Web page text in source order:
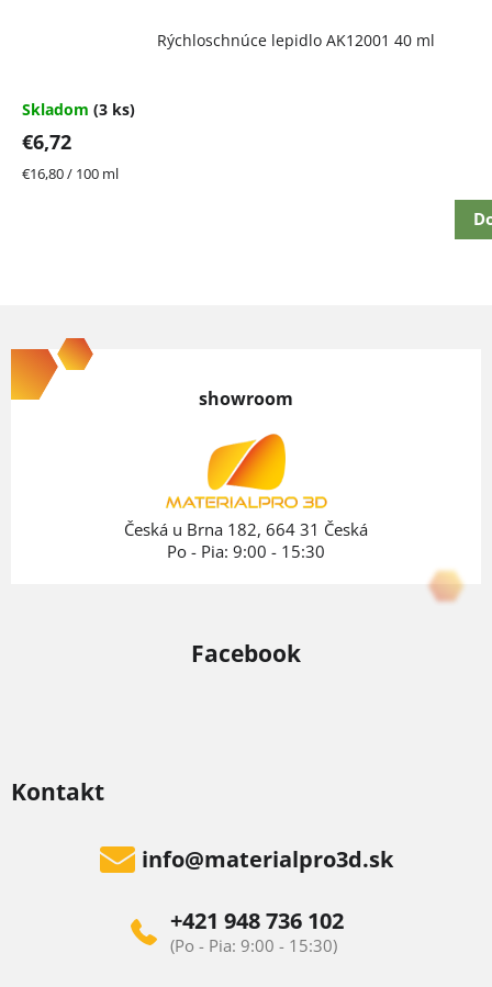
Rýchloschnúce lepidlo AK12001 40 ml
Skladom (3 ks)
€6,72
Jednotková
€16,80 / 100 ml
á
p
Kontakt
info@materialpro3d.sk
+421 948 736 102
showroom
Česká u Brna 182, 664 31 Česká
Po - Pia: 9:00 - 15:30
Facebook